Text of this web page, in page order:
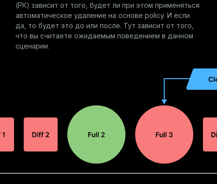
(РК) зависит от того, будет ли при этом применяться
автоматическое удаление на основе policy. И если
да, то будет это до или после. Тут зависит от того,
что вы считаете ожидаемым поведением в данном
сценарии.